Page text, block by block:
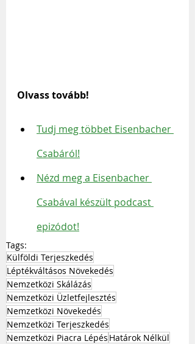
Olvass tovább!
Tudj meg többet Eisenbacher
Csabáról!
Nézd meg a Eisenbacher
Csabával készült podcast
epizódot!
Tags:
Külföldi Terjeszkedés
Léptékváltásos Növekedés
Nemzetközi Skálázás
Nemzetközi Üzletfejlesztés
Nemzetközi Növekedés
Nemzetközi Terjeszkedés
Nemzetközi Piacra Lépés Határok Nélkül